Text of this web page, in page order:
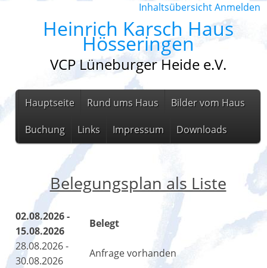
InhaltsübersichtAnmelden
Heinrich Karsch Haus
Hösseringen
VCP Lüneburger Heide e.V.
Hauptseite Rund ums Haus Bilder vom Haus
Buchung Links Impressum Downloads
Belegungsplan als Liste
02.08.2026 -
15.08.2026
Belegt
28.08.2026 -
30.08.2026
Anfrage vorhanden